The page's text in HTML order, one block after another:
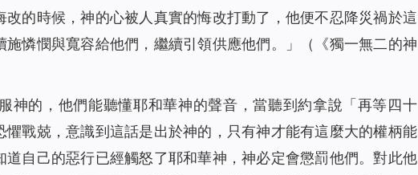
的時候，神的心被人真實的悔改打動了，他便不忍降災禍於這
憐憫與寬容給他們，繼續引領供應他們。
」（《獨一無二的神
神的，他們能聽懂耶和華神的聲音，當聽到約拿說「 再等四十
懼戰兢，意識到這話是出於神的，只有神才能有這麼大的權柄能
自己的惡行已經觸怒了耶和華神，神必定會懲罰他們。對此他